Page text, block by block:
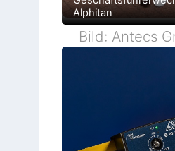
Alphitan
Bild: Antecs